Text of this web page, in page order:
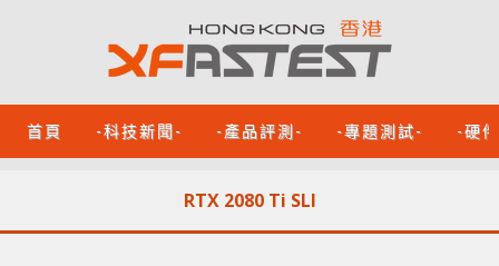
首頁 -科技新聞- -產品評測- -專題測試- -硬
RTX 2080 Ti SLI